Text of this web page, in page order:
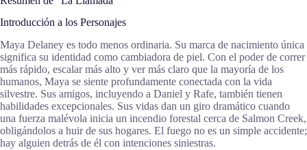
Introducción a los Personajes
Maya Delaney es todo menos ordinaria. Su marca de nacimiento única
significa su identidad como cambiadora de piel. Con el poder de correr
más rápido, escalar más alto y ver más claro que la mayoría de los
humanos, Maya se siente profundamente conectada con la vida
silvestre. Sus amigos, incluyendo a Daniel y Rafe, también tienen
habilidades excepcionales. Sus vidas dan un giro dramático cuando
una fuerza malévola inicia un incendio forestal cerca de Salmon Creek,
obligándolos a huir de sus hogares. El fuego no es un simple accidente;
hay alguien detrás de él con intenciones siniestras.